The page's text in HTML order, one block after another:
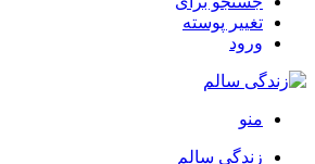
تغییر پوسته
ورود
منو
زندگی سالم